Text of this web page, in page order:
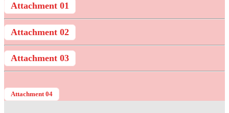
Attachment 01
Attachment 02
Attachment 03
Attachment 04